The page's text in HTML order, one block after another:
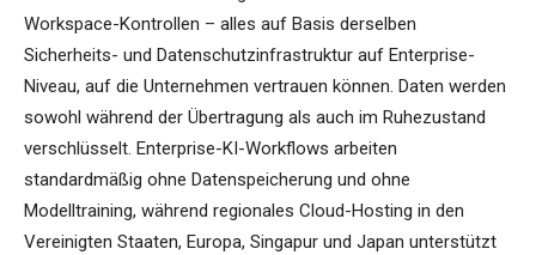
Workspace-Kontrollen – alles auf Basis derselben
Sicherheits- und Datenschutzinfrastruktur auf Enterprise-
Niveau, auf die Unternehmen vertrauen können. Daten werden
sowohl während der Übertragung als auch im Ruhezustand
verschlüsselt. Enterprise-KI-Workflows arbeiten
standardmäßig ohne Datenspeicherung und ohne
Modelltraining, während regionales Cloud-Hosting in den
Vereinigten Staaten, Europa, Singapur und Japan unterstützt